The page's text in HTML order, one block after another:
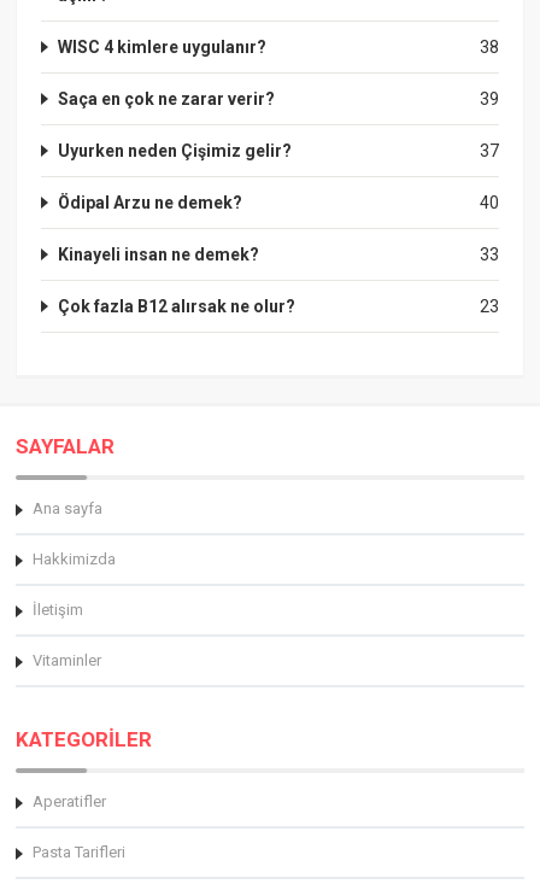
38
WISC 4 kimlere uygulanır?
39
Saça en çok ne zarar verir?
37
Uyurken neden Çişimiz gelir?
40
Ödipal Arzu ne demek?
33
Kinayeli insan ne demek?
23
Çok fazla B12 alırsak ne olur?
SAYFALAR
Ana sayfa
Hakkimizda
İletişim
Vitaminler
KATEGORİLER
Aperatifler
Pasta Tarifleri